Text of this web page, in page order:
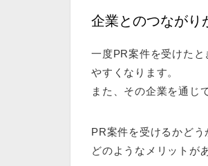
企業とのつながり
一度PR案件を受けた
やすくなります。
また、その企業を通じ
PR案件を受けるかど
どのようなメリットが